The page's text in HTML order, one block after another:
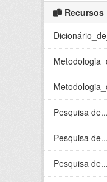
Recursos
Pesquisa de...
Pesquisa de...
Pesquisa de...